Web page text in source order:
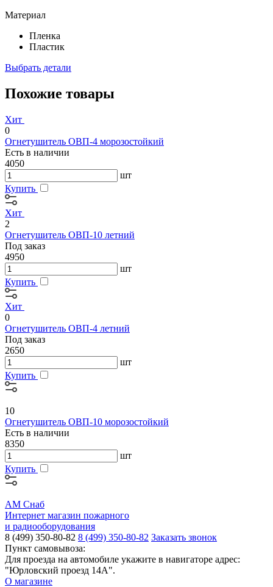
Материал
Пленка
Пластик
Выбрать детали
Похожие товары
Хит
0
Огнетушитель ОВП-4 морозостойкий
Есть в наличии
4050
шт
Купить
Хит
2
Огнетушитель ОВП-10 летний
Под заказ
4950
шт
Купить
Хит
0
Огнетушитель ОВП-4 летний
Под заказ
2650
шт
Купить
10
Огнетушитель ОВП-10 морозостойкий
Есть в наличии
8350
шт
Купить
АМ Снаб
Интернет магазин пожарного
и радиооборудования
8 (499) 350-80-82 8 (499) 350-80-82 Заказать звонок
Пункт самовывоза:
Для проезда на автомобиле укажите в навигаторе адрес:
"Юрловский проезд 14А".
О магазине